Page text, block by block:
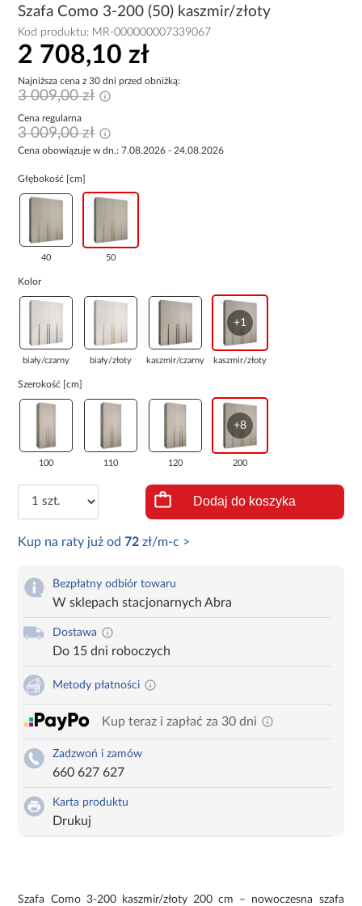
Szafa Como 3-200 (50) kaszmir/złoty
Kod produktu: MR-000000007339067
2 708,10 zł
Najniższa cena z 30 dni przed obniżką:
3 009,00 zł
Cena regularna
3 009,00 zł
Cena obowiązuje w dn.: 7.08.2026 - 24.08.2026
Głębokość [cm]
40 50
Kolor
biały/czarny biały/złoty kaszmir/czarny
+1
kaszmir/złoty
Szerokość [cm]
100 110 120
+8
200
Dodaj do koszyka
Kup na raty już od72 zł/m-c >
Bezpłatny odbiór towaru
W sklepach stacjonarnych Abra
Dostawa
Do 15 dni roboczych
Metody płatności
Kup teraz i zapłać za 30 dni
Zadzwoń i zamów
660 627 627
Karta produktu
Drukuj
Szafa Como 3-200 kaszmir/złoty 200 cm – nowoczesna szafa